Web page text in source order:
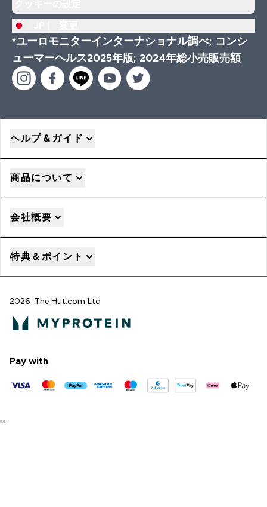
*ユーロモニターインターナショナル調べ; コンシ
ューマーヘルス2025年版; 2024年総小売販売額
ヘルプ＆ガイド
商品について
会社概要
特典＆ポイント
2026 The Hut.com Ltd
Pay with
""